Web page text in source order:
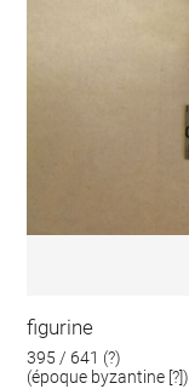
figurine
395 / 641 (?)
(époque byzantine [?])